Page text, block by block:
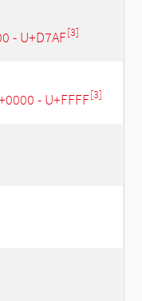
- U+D7AF[3]
- U+FFFF[3]